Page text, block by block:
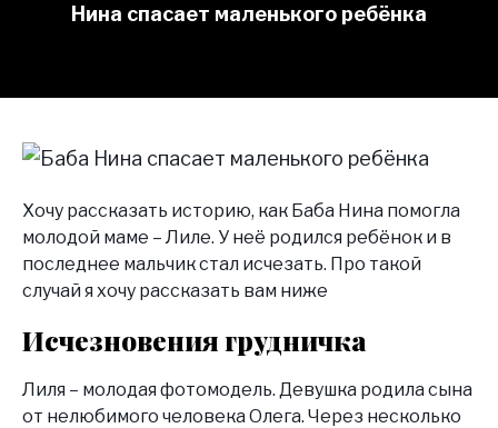
Нина спасает маленького ребёнка
Хочу рассказать историю, как Баба Нина помогла
молодой маме – Лиле. У неё родился ребёнок и в
последнее мальчик стал исчезать. Про такой
случай я хочу рассказать вам ниже
Исчезновения грудничка
Лиля – молодая фотомодель. Девушка родила сына
от нелюбимого человека Олега. Через несколько